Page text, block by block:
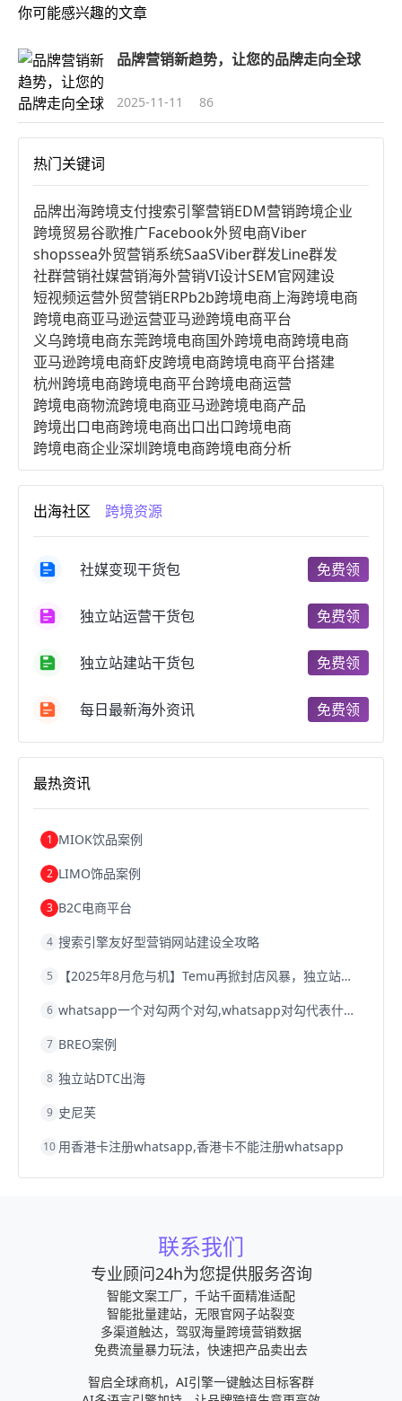
你可能感兴趣的文章
品牌营销新趋势，让您的品牌走向全球
2025-11-11 86
热门关键词
品牌出海跨境支付搜索引擎营销EDM营销跨境企业
跨境贸易谷歌推广Facebook外贸电商Viber
shopssea外贸营销系统SaaSViber群发Line群发
社群营销社媒营销海外营销VI设计SEM官网建设
短视频运营外贸营销ERPb2b跨境电商上海跨境电商
跨境电商亚马逊运营亚马逊跨境电商平台
义乌跨境电商东莞跨境电商国外跨境电商跨境电商
亚马逊跨境电商虾皮跨境电商跨境电商平台搭建
杭州跨境电商跨境电商平台跨境电商运营
跨境电商物流跨境电商亚马逊跨境电商产品
跨境出口电商跨境电商出口出口跨境电商
跨境电商企业深圳跨境电商跨境电商分析
进口跨境电商跨境电商服务广州跨境电商
跨境电商市场跨境电商创业跨境电商注册
跨境电商开店跨境电商营销
跨境电商商品个人跨境电商跨境电商案例
郑州跨境电商跨境电商趋势
跨境电商费用美国跨境电商
天津跨境电商东南亚跨境电商
跨境电商b2b阿里巴巴跨境电商
跨境电商关税
跨境电商建站
浙江跨境电商宁波跨境电商跨境电商的模式
跨境电商优势跨境电商的优势
出海社区 跨境资源
社媒变现干货包 免费领
独立站运营干货包 免费领
独立站建站干货包 免费领
每日最新海外资讯 免费领
最热资讯
1 MIOK饮品案例
2 LIMO饰品案例
3 B2C电商平台
4 搜索引擎友好型营销网站建设全攻略
5 【2025年8月危与机】Temu再掀封店风暴，独立站才是跨境卖家的避险通道
6 whatsapp一个对勾两个对勾,whatsapp对勾代表什么意思
7 BREO案例
8 独立站DTC出海
9 史尼芙
10 用香港卡注册whatsapp,香港卡不能注册whatsapp
联系我们
专业顾问24h为您提供服务咨询
智能文案工厂，千站千面精准适配
智能批量建站，无限官网子站裂变
多渠道触达，驾驭海量跨境营销数据
免费流量暴力玩法，快速把产品卖出去
智启全球商机，AI引擎一键触达目标客群